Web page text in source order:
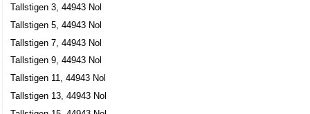
Tallstigen 3, 44943 Nol
Tallstigen 5, 44943 Nol
Tallstigen 7, 44943 Nol
Tallstigen 9, 44943 Nol
Tallstigen 11, 44943 Nol
Tallstigen 13, 44943 Nol